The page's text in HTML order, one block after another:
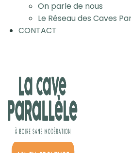
On parle de nous
Le Réseau des Caves
CONTACT